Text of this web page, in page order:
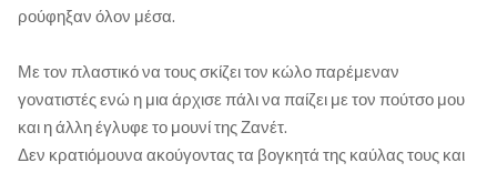
ρούφηξαν όλον μέσα.
Με τον πλαστικό να τους σκίζει τον κώλο παρέμεναν
γονατιστές ενώ η μια άρχισε πάλι να παίζει με τον πούτσο μου
και η άλλη έγλυφε το μουνί της Ζανέτ.
Δεν κρατιόμουνα ακούγοντας τα βογκητά της καύλας τους και